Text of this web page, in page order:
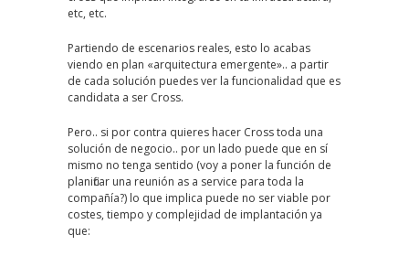
etc, etc.
Partiendo de escenarios reales, esto lo acabas
viendo en plan «arquitectura emergente».. a partir
de cada solución puedes ver la funcionalidad que es
candidata a ser Cross.
Pero.. si por contra quieres hacer Cross toda una
solución de negocio.. por un lado puede que en sí
mismo no tenga sentido (voy a poner la función de
planificar una reunión as a service para toda la
compañía?) lo que implica puede no ser viable por
costes, tiempo y complejidad de implantación ya
que: